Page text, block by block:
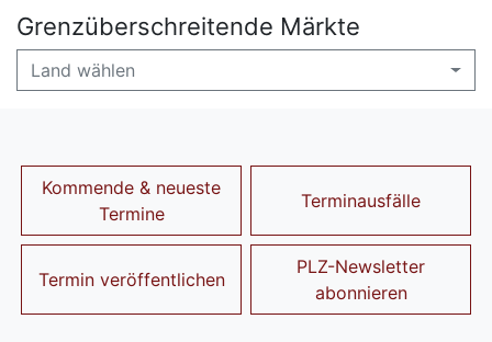
Grenzüberschreitende Märkte
Land wählen
Kommende & neueste
Termine
Terminausfälle
Termin veröffentlichen
PLZ-Newsletter
abonnieren